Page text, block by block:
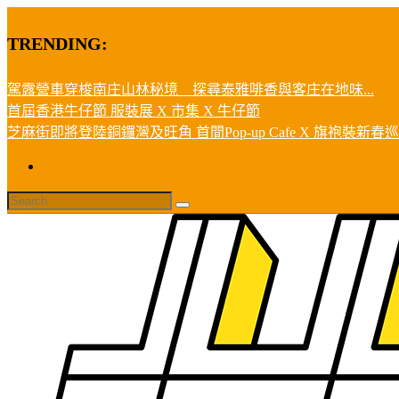
TRENDING:
駕露營車穿梭南庄山林秘境 探尋泰雅啡香與客庄在地味...
首屆香港牛仔節 服裝展 X 市集 X 牛仔節
芝麻街即將登陸銅鑼灣及旺角 首間Pop-up Cafe X 旗袍裝新春